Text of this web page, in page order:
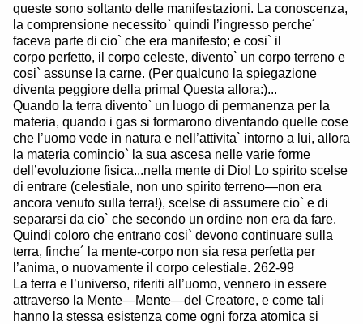
queste sono soltanto delle manifestazioni. La conoscenza,
la comprensione necessito` quindi l’ingresso perche´
faceva parte di cio` che era manifesto; e cosi` il
corpo perfetto, il corpo celeste, divento` un corpo terreno e
cosi` assunse la carne. (Per qualcuno la spiegazione
diventa peggiore della prima! Questa allora:)...
Quando la terra divento` un luogo di permanenza per la
materia, quando i gas si formarono diventando quelle cose
che l’uomo vede in natura e nell’attivita` intorno a lui, allora
la materia comincio` la sua ascesa nelle varie forme
dell’evoluzione fisica...nella mente di Dio! Lo spirito scelse
di entrare (celestiale, non uno spirito terreno—non era
ancora venuto sulla terra!), scelse di assumere cio` e di
separarsi da cio` che secondo un ordine non era da fare.
Quindi coloro che entrano cosi` devono continuare sulla
terra, finche´ la mente-corpo non sia resa perfetta per
l’anima, o nuovamente il corpo celestiale. 262-99
La terra e l’universo, riferiti all’uomo, vennero in essere
attraverso la Mente—Mente—del Creatore, e come tali
hanno la stessa esistenza come ogni forza atomica si